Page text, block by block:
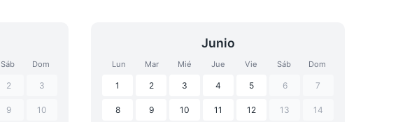
Sáb Dom
2 3
9 10
Junio
Lun Mar Mié Jue Vie Sáb Dom
1 2 3 4 5 6 7
8 9 10 11 12 13 14